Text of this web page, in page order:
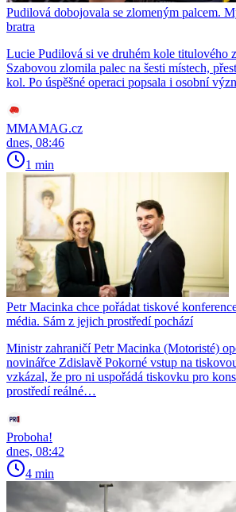
Pudilová dobojovala se zlomeným palcem.
bratra
Lucie Pudilová si ve druhém kole titulového
Szabovou zlomila palec na šesti místech,
kol. Po úspěšné operaci popsala i osobní
MMAMAG.cz
dnes, 08:46
1 min
Petr Macinka chce pořádat tiskové
média. Sám z jejich prostředí pochází
Ministr zahraničí Petr Macinka (Motoristé)
novinářce Zdislavě Pokorné vstup na
vzkázal, že pro ni uspořádá tiskovku pro
prostředí reálné…
Proboha!
dnes, 08:42
4 min